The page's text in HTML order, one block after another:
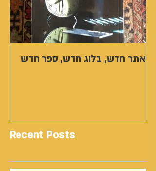
אתר חדש, בלוג חדש, ספר חדש
Recent Posts